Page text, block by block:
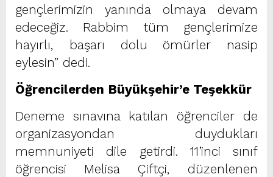
gençlerimizin yanında olmaya devam
edeceğiz. Rabbim tüm gençlerimize
hayırlı, başarı dolu ömürler nasip
eylesin” dedi.
Öğrencilerden Büyükşehir’e Teşekkür
Deneme sınavına katılan öğrenciler de
organizasyondan duydukları
memnuniyeti dile getirdi. 11’inci sınıf
öğrencisi Melisa Çiftçi, düzenlenen